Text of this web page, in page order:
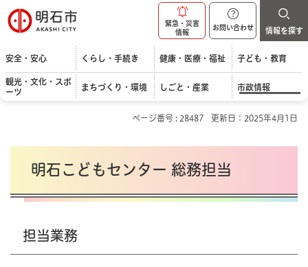
明石市
緊急・災害
情報
お問い合わせ 情報を探す
安全・安心 くらし・手続き 健康・医療・福祉 子ども・教育
観光・文化・スポ
ーツ
まちづくり・環境 しごと・産業 市政情報
ページ番号 : 28487 更新日：2025年4月1日
明石こどもセンター 総務担当
担当業務